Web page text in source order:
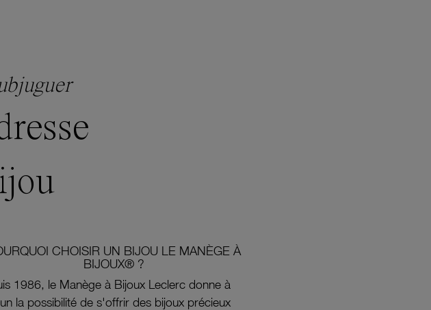
CHOISIR UN BIJOU LE MANÈGE À
BIJOUX® ?
1986, le Manège à Bijoux Leclerc donne à
la possibilité de s'offrir des bijoux précieux